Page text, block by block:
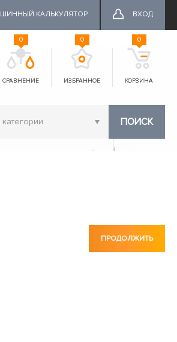
ШИННЫЙ КАЛЬКУЛЯТОР ВХОД
СРАВНЕНИЕ
0
ИЗБРАННОЕ
0
КОРЗИНА
0
ПОИСК
ПРОДОЛЖИТЬ